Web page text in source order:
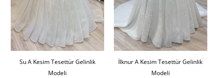
Su A Kesim Tesettür Gelinlik
Modeli
İlknur A Kesim Tesettür Gelinlik
Modeli